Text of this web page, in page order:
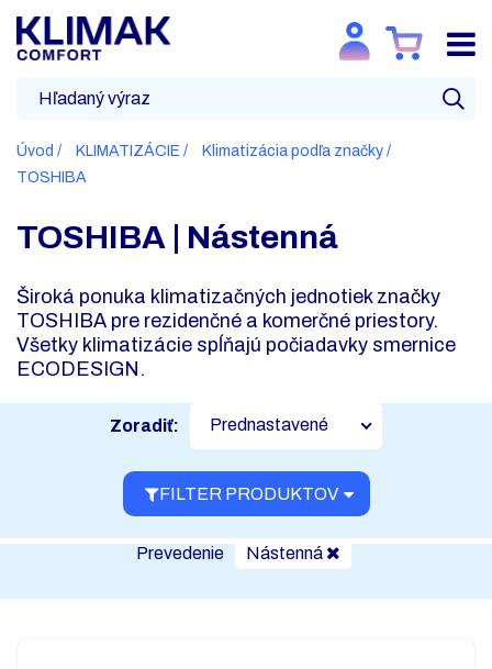
Úvod KLIMATIZÁCIE
Klimatizácia podľa značky
TOSHIBA
TOSHIBA | Nástenná
Široká ponuka klimatizačných jednotiek značky
TOSHIBA pre rezidenčné a komerčné priestory.
Všetky klimatizácie spĺňajú počiadavky smernice
ECODESIGN.
FILTER PRODUKTOV
Zoradiť: Prednastavené
Prevedenie Nástenná